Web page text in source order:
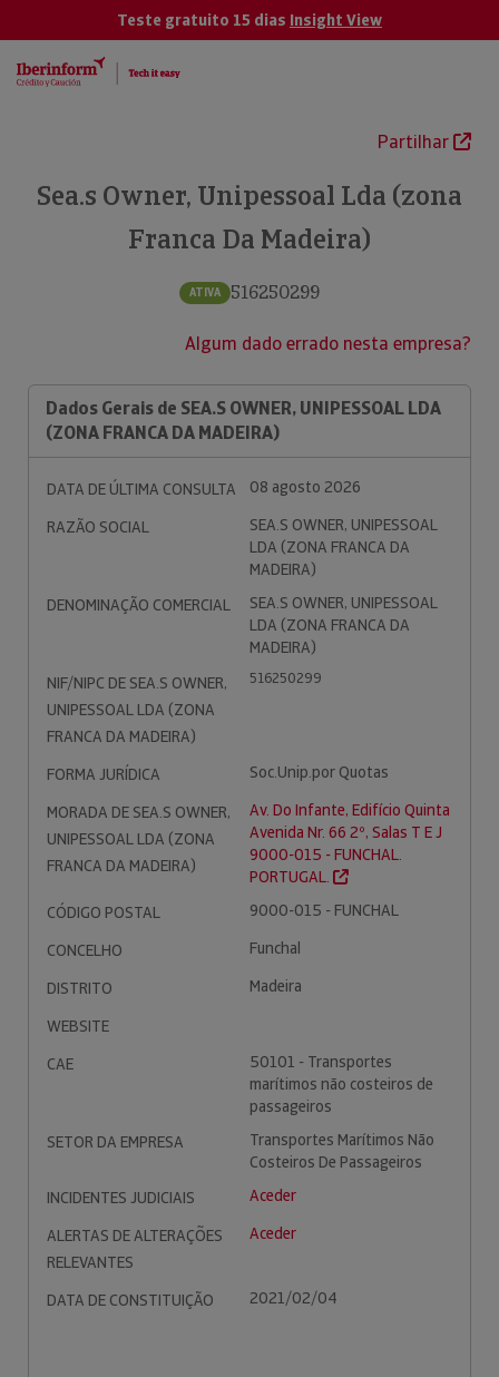
Teste gratuito 15 dias Insight View
Partilhar
Sea.s Owner, Unipessoal Lda (zona
Franca Da Madeira)
ATIVA 516250299
Algum dado errado nesta empresa?
Dados Gerais de SEA.S OWNER, UNIPESSOAL LDA
(ZONA FRANCA DA MADEIRA)
DATA DE ÚLTIMA CONSULTA
08 agosto 2026
RAZÃO SOCIAL
SEA.S OWNER, UNIPESSOAL
LDA (ZONA FRANCA DA
MADEIRA)
DENOMINAÇÃO COMERCIAL
SEA.S OWNER, UNIPESSOAL
LDA (ZONA FRANCA DA
MADEIRA)
NIF/NIPC DE SEA.S OWNER,
UNIPESSOAL LDA (ZONA
FRANCA DA MADEIRA)
516250299
FORMA JURÍDICA
Soc.Unip.por Quotas
MORADA DE SEA.S OWNER,
UNIPESSOAL LDA (ZONA
FRANCA DA MADEIRA)
Av. Do Infante, Edifício Quinta
Avenida Nr. 66 2º, Salas T E J
9000-015 - FUNCHAL.
PORTUGAL.
CÓDIGO POSTAL
9000-015 - FUNCHAL
CONCELHO
Funchal
DISTRITO
Madeira
WEBSITE
CAE
50101 - Transportes
marítimos não costeiros de
passageiros
SETOR DA EMPRESA
Transportes Marítimos Não
Costeiros De Passageiros
INCIDENTES JUDICIAIS
Aceder
ALERTAS DE ALTERAÇÕES
RELEVANTES
Aceder
DATA DE CONSTITUIÇÃO 2021/02/04